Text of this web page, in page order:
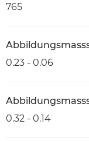
765
0.23 - 0.06
0.32 - 0.14